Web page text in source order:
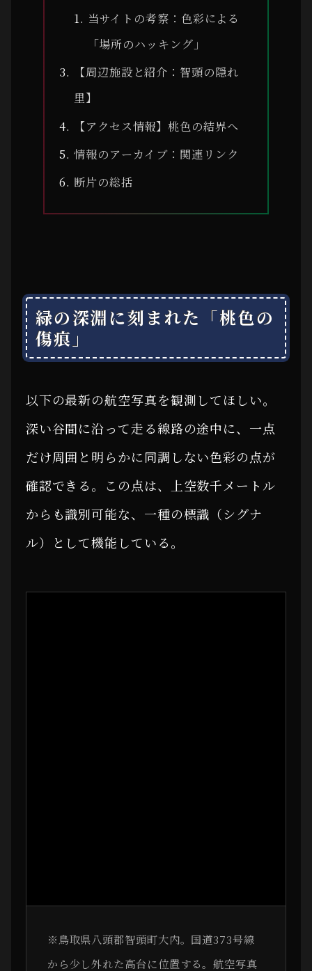
当サイトの考察：色彩による
「場所のハッキング」
【周辺施設と紹介：智頭の隠れ
里】
【アクセス情報】桃色の結界へ
情報のアーカイブ：関連リンク
断片の総括
緑の深淵に刻まれた「桃色の
傷痕」
以下の最新の航空写真を観測してほしい。
深い谷間に沿って走る線路の途中に、一点
だけ周囲と明らかに同調しない色彩の点が
確認できる。この点は、上空数千メートル
からも識別可能な、一種の標識（シグナ
ル）として機能している。
※鳥取県八頭郡智頭町大内。国道373号線
から少し外れた高台に位置する。航空写真